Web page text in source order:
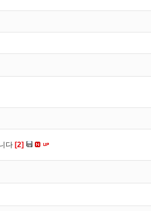
다 [2]